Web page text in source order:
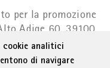
per la promozione
Adige 60, 39100
|administration-
cookie analitici
di navigare